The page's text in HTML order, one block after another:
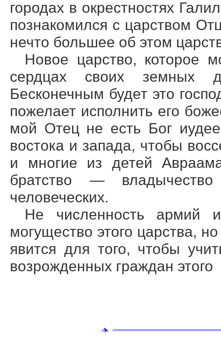
городах в окрестностях
познакомился с царством
нечто большее об этом
Новое царство, которое
сердцах своих земных
Бесконечным будет это
пожелает исполнить его
мой Отец не есть Бог
востока и запада, чтобы
и многие из детей
братство —
человеческих.
Не численность армий
могущество этого царства,
явится для того, чтобы
возрожденных граждан этого